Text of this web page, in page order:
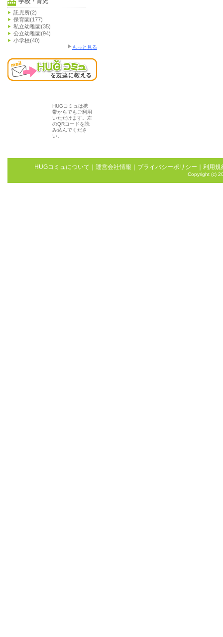
託児所(2)
保育園(177)
私立幼稚園(35)
公立幼稚園(94)
小学校(40)
もっと見る
HUGコミュは携
帯からでもご利用
いただけます。左
のQRコードを読
み込んでくださ
い。
HUGコミュについて 運営会社情報 プライバシーポリシー 利用規
Copyright (c)